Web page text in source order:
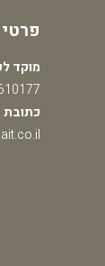
מוקד
כתובת